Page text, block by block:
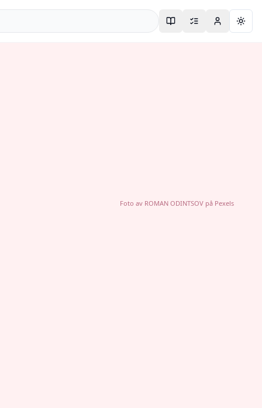
Foto av ROMAN ODINTSOVpå Pexels